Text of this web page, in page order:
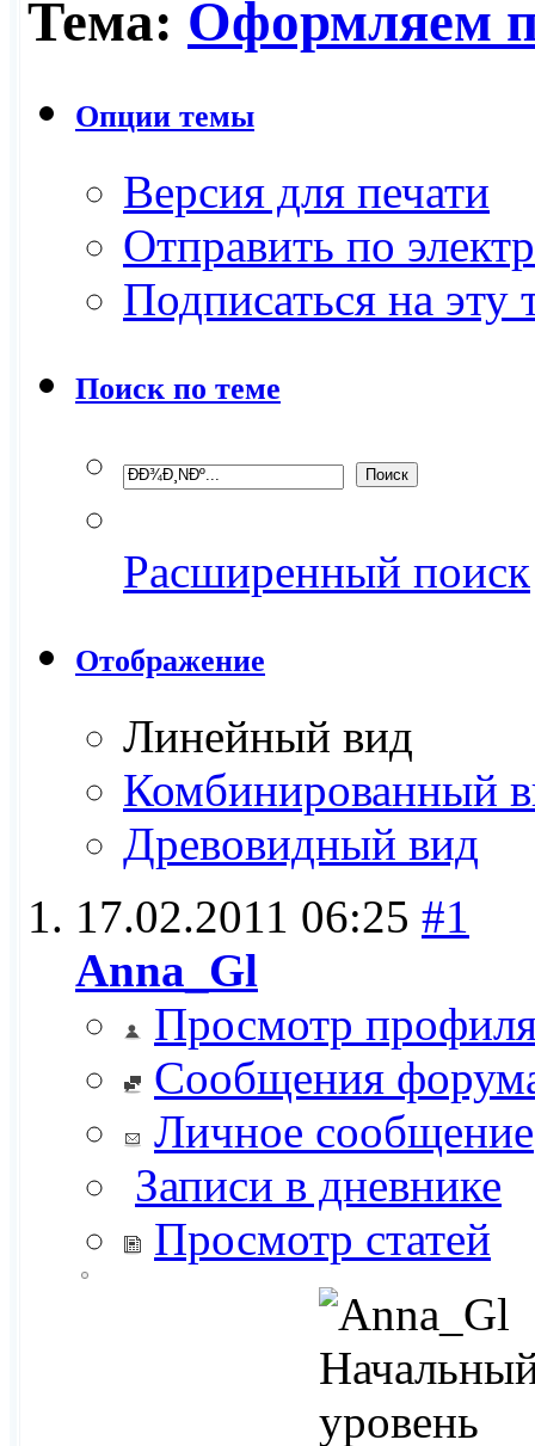
Тема: Оформляем
Опции темы
Версия для печати
Отправить по
Подписаться на
Поиск по теме
Расширенный поиск
Отображение
Линейный вид
Комбинированный
Древовидный вид
17.02.2011 06:25 #1
Anna_Gl
Просмотр
Сообщения
Личное сообщение
Записи в дневнике
Просмотр статей